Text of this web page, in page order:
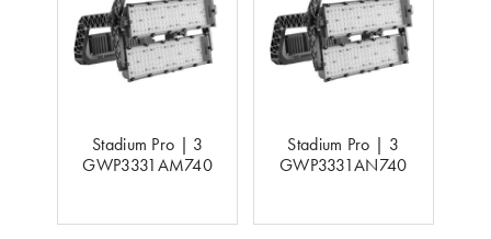
Stadium Pro | 3
GWP3331AM740
Stadium Pro | 3
GWP3331AN740